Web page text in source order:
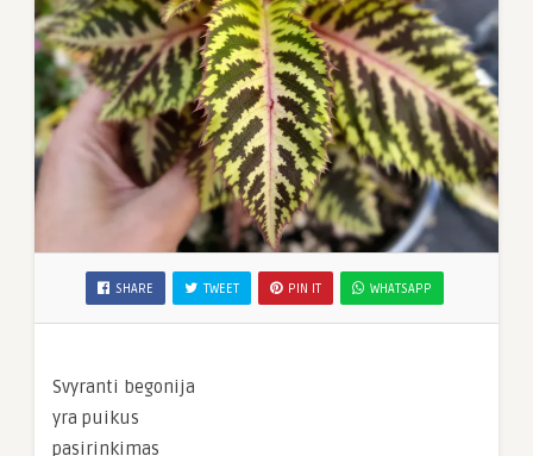
SHARE TWEET PIN IT WHATSAPP
Svyranti begonija
yra puikus
pasirinkimas